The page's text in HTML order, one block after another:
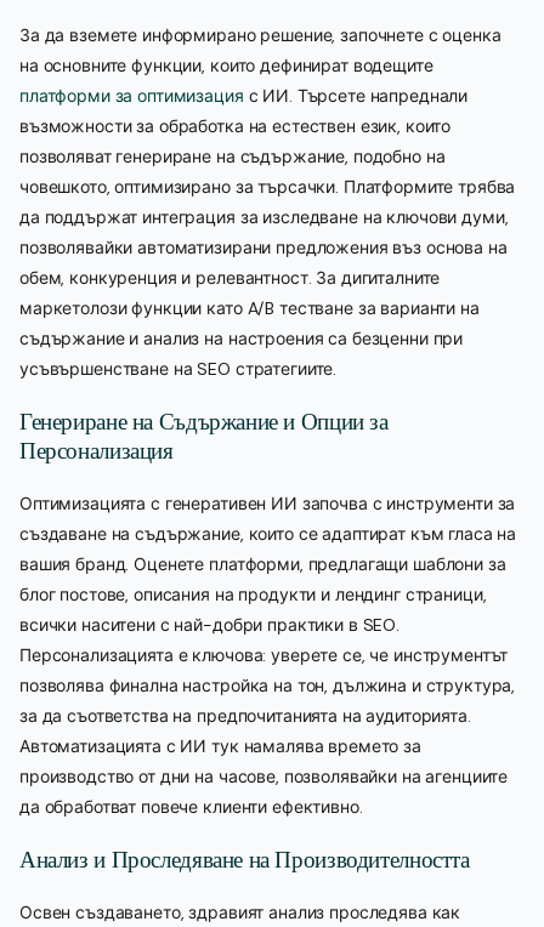
За да вземете информирано решение, започнете с оценка
на основните функции, които дефинират водещите
платформи за оптимизация с ИИ. Търсете напреднали
възможности за обработка на естествен език, които
позволяват генериране на съдържание, подобно на
човешкото, оптимизирано за търсачки. Платформите трябва
да поддържат интеграция за изследване на ключови думи,
позволявайки автоматизирани предложения въз основа на
обем, конкуренция и релевантност. За дигиталните
маркетолози функции като A/B тестване за варианти на
съдържание и анализ на настроения са безценни при
усъвършенстване на SEO стратегиите.
Генериране на Съдържание и Опции за
Персонализация
Оптимизацията с генеративен ИИ започва с инструменти за
създаване на съдържание, които се адаптират към гласа на
вашия бранд. Оценете платформи, предлагащи шаблони за
блог постове, описания на продукти и лендинг страници,
всички наситени с най-добри практики в SEO.
Персонализацията е ключова: уверете се, че инструментът
позволява финална настройка на тон, дължина и структура,
за да съответства на предпочитанията на аудиторията.
Автоматизацията с ИИ тук намалява времето за
производство от дни на часове, позволявайки на агенциите
да обработват повече клиенти ефективно.
Анализ и Проследяване на Производителността
Освен създаването, здравият анализ проследява как